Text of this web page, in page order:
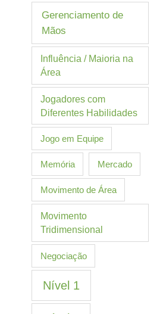
Gerenciamento de
Mãos
Influência / Maioria na
Área
Jogadores com
Diferentes Habilidades
Jogo em Equipe
Memória Mercado
Movimento de Área
Movimento
Tridimensional
Negociação
Nível 1